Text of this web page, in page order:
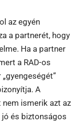
az egyén
a partnerét, hogy
Ha a partner
a RAD-os
A
nem ismerik azt az
és biztonságos